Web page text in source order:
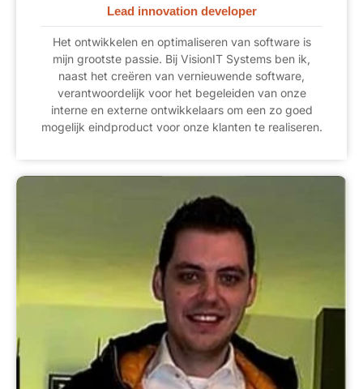
Lead innovation developer
Het ontwikkelen en optimaliseren van software is
mijn grootste passie. Bij VisionIT Systems ben ik,
naast het creëren van vernieuwende software,
verantwoordelijk voor het begeleiden van onze
interne en externe ontwikkelaars om een zo goed
mogelijk eindproduct voor onze klanten te realiseren.